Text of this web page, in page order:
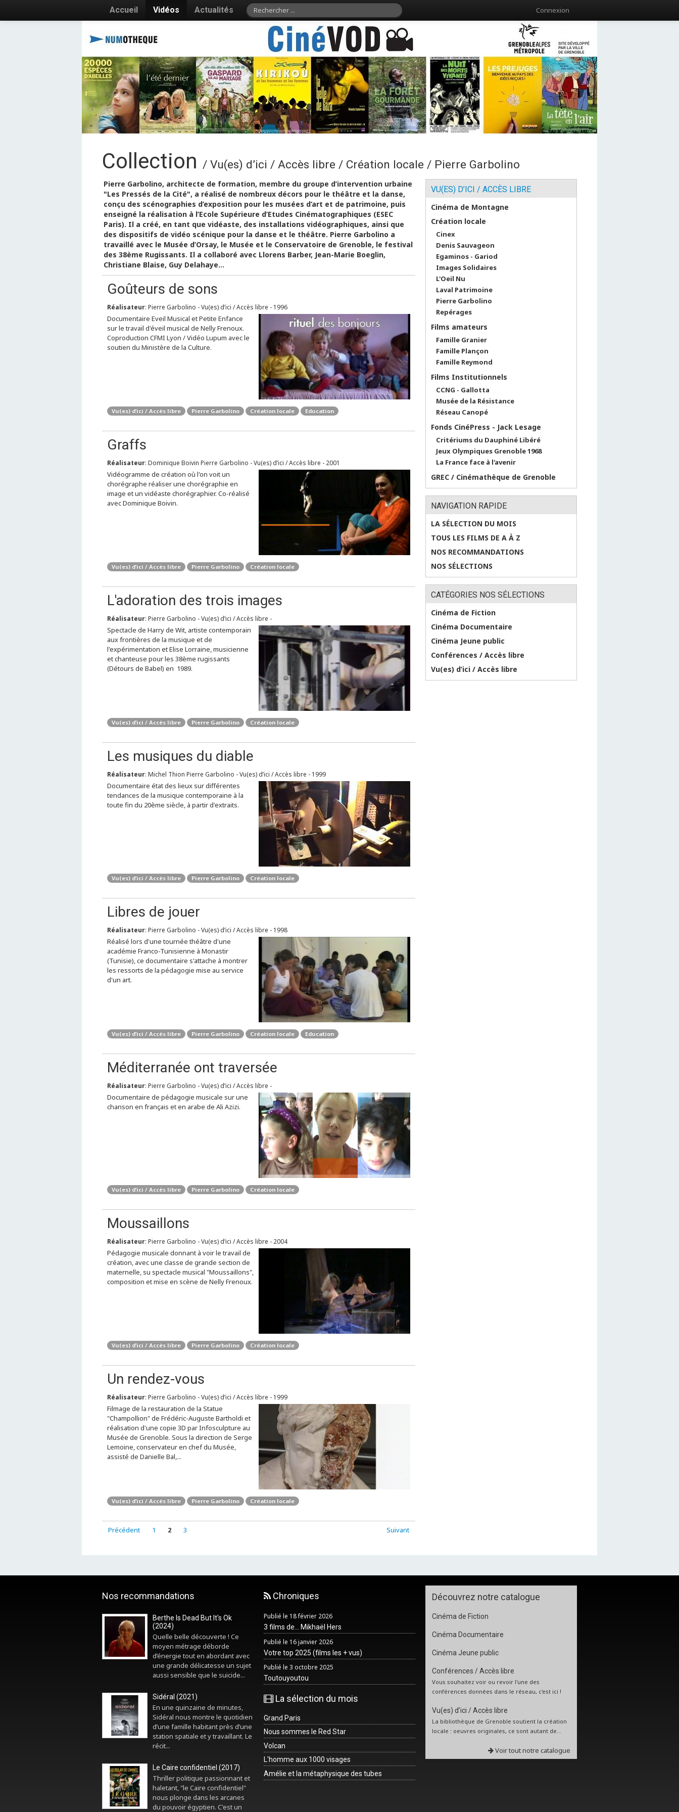
Accueil Vidéos Actualités Connexion
Collection / Vu(es) d’ici / Accès libre / Création locale / Pierre Garbolino
Pierre Garbolino, architecte de formation, membre du groupe d’intervention urbaine
"Les Pressés de la Cité", a réalisé de nombreux décors pour le théâtre et la danse,
conçu des scénographies d’exposition pour les musées d’art et de patrimoine, puis
enseigné la réalisation à l’Ecole Supérieure d’Etudes Cinématographiques (ESEC
Paris). Il a créé, en tant que vidéaste, des installations vidéographiques, ainsi que
des dispositifs de vidéo scénique pour la danse et le théâtre. Pierre Garbolino a
travaillé avec le Musée d’Orsay, le Musée et le Conservatoire de Grenoble, le festival
des 38ème Rugissants. Il a collaboré avec Llorens Barber, Jean-Marie Boeglin,
Christiane Blaise, Guy Delahaye…
Goûteurs de sons
Réalisateur: Pierre Garbolino - Vu(es) d’ici / Accès libre - 1996
Documentaire Eveil Musical et Petite Enfance
sur le travail d'éveil musical de Nelly Frenoux.
Coproduction CFMI Lyon / Vidéo Lupum avec le
soutien du Ministère de la Culture.
Vu(es) d’ici / Accès libre Pierre Garbolino Création locale Education
Graffs
Réalisateur: Dominique Boivin Pierre Garbolino - Vu(es) d’ici / Accès libre - 2001
Vidéogramme de création où l'on voit un
chorégraphe réaliser une chorégraphie en
image et un vidéaste chorégraphier. Co-réalisé
avec Dominique Boivin.
Vu(es) d’ici / Accès libre Pierre Garbolino Création locale
L'adoration des trois images
Réalisateur: Pierre Garbolino - Vu(es) d’ici / Accès libre -
Spectacle de Harry de Wit, artiste contemporain
aux frontières de la musique et de
l'expérimentation et Elise Lorraine, musicienne
et chanteuse pour les 38ème rugissants
(Détours de Babel) en 1989.
Vu(es) d’ici / Accès libre Pierre Garbolino Création locale
Les musiques du diable
Réalisateur: Michel Thion Pierre Garbolino - Vu(es) d’ici / Accès libre - 1999
Documentaire état des lieux sur différentes
tendances de la musique contemporaine à la
toute fin du 20ème siècle, à partir d'extraits.
Vu(es) d’ici / Accès libre Pierre Garbolino Création locale
Libres de jouer
Réalisateur: Pierre Garbolino - Vu(es) d’ici / Accès libre - 1998
Réalisé lors d'une tournée théâtre d'une
académie Franco-Tunisienne à Monastir
(Tunisie), ce documentaire s'attache à montrer
les ressorts de la pédagogie mise au service
d'un art.
Vu(es) d’ici / Accès libre Pierre Garbolino Création locale Education
Méditerranée ont traversée
Réalisateur: Pierre Garbolino - Vu(es) d’ici / Accès libre -
Documentaire de pédagogie musicale sur une
chanson en français et en arabe de Ali Azizi.
Vu(es) d’ici / Accès libre Pierre Garbolino Création locale
Moussaillons
Réalisateur: Pierre Garbolino - Vu(es) d’ici / Accès libre - 2004
Pédagogie musicale donnant à voir le travail de
création, avec une classe de grande section de
maternelle, su spectacle musical "Moussaillons",
composition et mise en scène de Nelly Frenoux.
Vu(es) d’ici / Accès libre Pierre Garbolino Création locale
Un rendez-vous
Réalisateur: Pierre Garbolino - Vu(es) d’ici / Accès libre - 1999
Filmage de la restauration de la Statue
"Champollion" de Frédéric-Auguste Bartholdi et
réalisation d'une copie 3D par Infosculpture au
Musée de Grenoble. Sous la direction de Serge
Lemoine, conservateur en chef du Musée,
assisté de Danielle Bal,...
Vu(es) d’ici / Accès libre Pierre Garbolino Création locale
Précédent 1 2 3 Suivant
VU(ES) D’ICI / ACCÈS LIBRE
Cinéma de Montagne
Création locale
Cinex
Denis Sauvageon
Egaminos - Gariod
Images Solidaires
L'Oeil Nu
Laval Patrimoine
Pierre Garbolino
Repérages
Films amateurs
Famille Granier
Famille Plançon
Famille Reymond
Films Institutionnels
CCNG - Gallotta
Musée de la Résistance
Réseau Canopé
Fonds CinéPress - Jack Lesage
Critériums du Dauphiné Libéré
Jeux Olympiques Grenoble 1968
La France face à l'avenir
GREC / Cinémathèque de Grenoble
NAVIGATION RAPIDE
LA SÉLECTION DU MOIS
TOUS LES FILMS DE A À Z
NOS RECOMMANDATIONS
NOS SÉLECTIONS
CATÉGORIES NOS SÉLECTIONS
Cinéma de Fiction
Cinéma Documentaire
Cinéma Jeune public
Conférences / Accès libre
Vu(es) d’ici / Accès libre
Nos recommandations
Berthe Is Dead But It's Ok
(2024)
Quelle belle découverte ! Ce
moyen métrage déborde
d’énergie tout en abordant avec
une grande délicatesse un sujet
aussi sensible que le suicide...
Sidéral (2021)
En une quinzaine de minutes,
Sidéral nous montre le quotidien
d’une famille habitant près d’une
station spatiale et y travaillant. Le
récit...
Le Caire confidentiel (2017)
Thriller politique passionnant et
haletant, "le Caire confidentiel"
nous plonge dans les arcanes
du pouvoir égyptien. C'est un
Chroniques
Publié le 18 février 2026
3 films de... Mikhaël Hers
Publié le 16 janvier 2026
Votre top 2025 (films les + vus)
Publié le 3 octobre 2025
Toutouyoutou
La sélection du mois
Grand Paris
Nous sommes le Red Star
Volcan
L'homme aux 1000 visages
Amélie et la métaphysique des tubes
Découvrez notre catalogue
Cinéma de Fiction
Cinéma Documentaire
Cinéma Jeune public
Conférences / Accès libre
Vous souhaitez voir ou revoir l'une des
conférences données dans le réseau, c'est ici !
Vu(es) d’ici / Accès libre
La bibliothèque de Grenoble soutient la création
locale : oeuvres originales, ce sont autant de...
Voir tout notre catalogue